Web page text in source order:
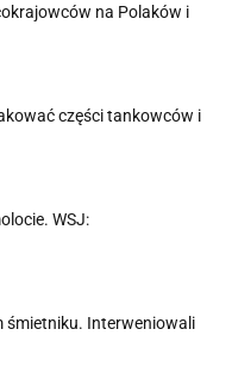
na Polaków i
części tankowców i
WSJ:
śmietniku. Interweniowali